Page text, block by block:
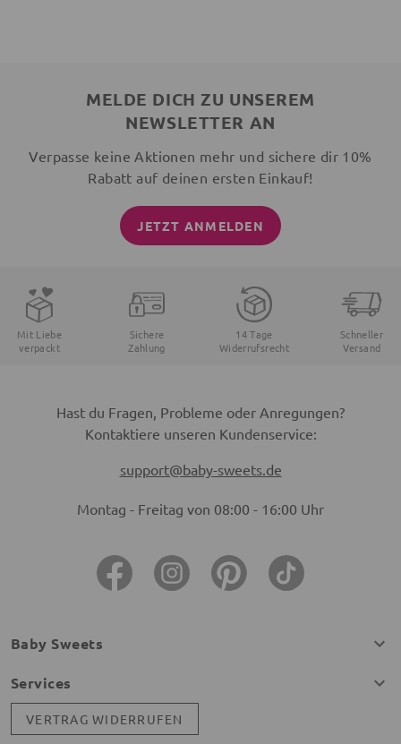
MELDE DICH ZU UNSEREM
NEWSLETTER AN
Verpasse keine Aktionen mehr und sichere dir 10%
Rabatt auf deinen ersten Einkauf!
JETZT ANMELDEN
Mit Liebe
verpackt
Sichere
Zahlung
14 Tage
Widerrufsrecht
Schneller
Versand
Hast du Fragen, Probleme oder Anregungen?
Kontaktiere unseren Kundenservice:
support@baby-sweets.de
Montag - Freitag von 08:00 - 16:00 Uhr
Baby Sweets
Services
VERTRAG WIDERRUFEN